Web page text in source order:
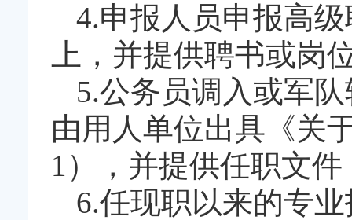
4.申报人员申报高
上，并提供聘书或岗
5.公务员调入或军
由用人单位出具《关
1），并提供任职文
6.任现职以来的专